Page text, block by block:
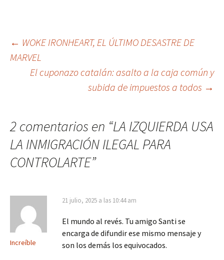
Navegación
de
entradas
← WOKE IRONHEART, EL ÚLTIMO DESASTRE DE
MARVEL
El cuponazo catalán: asalto a la caja común y
subida de impuestos a todos →
2 comentarios en “LA IZQUIERDA USA
LA INMIGRACIÓN ILEGAL PARA
CONTROLARTE”
Increíble
21 julio, 2025 a las 10:44 am
El mundo al revés. Tu amigo Santi se
encarga de difundir ese mismo mensaje y
son los demás los equivocados.